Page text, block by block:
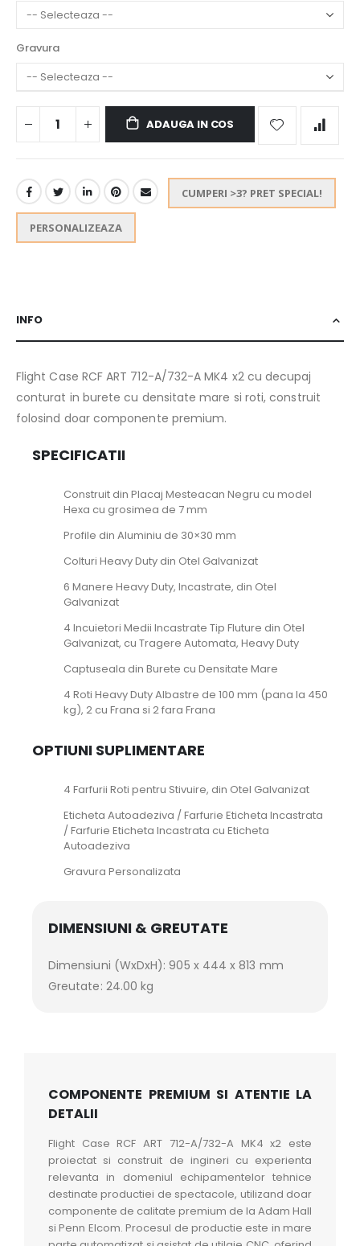
Gravura
ADAUGA IN COS
CUMPERI >3? PRET SPECIAL!
PERSONALIZEAZA
INFO
Flight Case RCF ART 712-A/732-A MK4 x2 cu decupaj
conturat in burete cu densitate mare si roti, construit
folosind doar componente premium.
SPECIFICATII
Construit din Placaj Mesteacan Negru cu model
Hexa cu grosimea de 7 mm
Profile din Aluminiu de 30×30 mm
Colturi Heavy Duty din Otel Galvanizat
6 Manere Heavy Duty, Incastrate, din Otel
Galvanizat
4 Incuietori Medii Incastrate Tip Fluture din Otel
Galvanizat, cu Tragere Automata, Heavy Duty
Captuseala din Burete cu Densitate Mare
4 Roti Heavy Duty Albastre de 100 mm (pana la 450
kg), 2 cu Frana si 2 fara Frana
OPTIUNI SUPLIMENTARE
4 Farfurii Roti pentru Stivuire, din Otel Galvanizat
Eticheta Autoadeziva / Farfurie Eticheta Incastrata
/ Farfurie Eticheta Incastrata cu Eticheta
Autoadeziva
Gravura Personalizata
DIMENSIUNI & GREUTATE
Dimensiuni (WxDxH): 905 x 444 x 813 mm
Greutate: 24.00 kg
COMPONENTE PREMIUM SI ATENTIE LA
DETALII
Flight Case RCF ART 712-A/732-A MK4 x2 este
proiectat si construit de ingineri cu experienta
relevanta in domeniul echipamentelor tehnice
destinate productiei de spectacole, utilizand doar
componente de calitate premium de la Adam Hall
si Penn Elcom. Procesul de productie este in mare